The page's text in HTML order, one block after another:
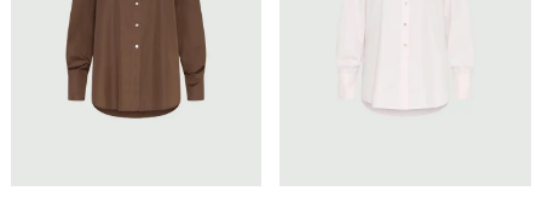
MAGLIERIA
PANTALONI
TOP E T-SHIRT